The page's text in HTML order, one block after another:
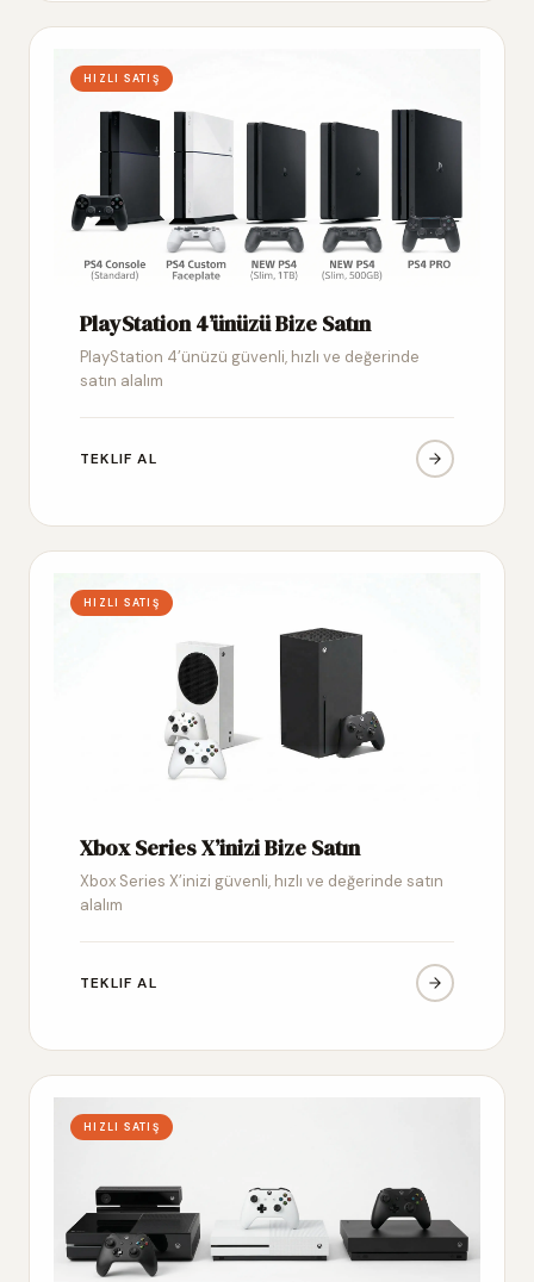
HIZLI SATIŞ
PlayStation 4’ünüzü Bize Satın
PlayStation 4’ünüzü güvenli, hızlı ve değerinde
satın alalım
TEKLIF AL
HIZLI SATIŞ
Xbox Series X’inizi Bize Satın
Xbox Series X’inizi güvenli, hızlı ve değerinde satın
alalım
TEKLIF AL
HIZLI SATIŞ